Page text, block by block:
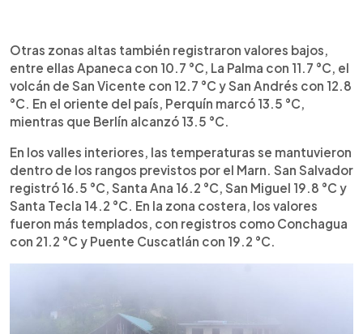
Otras zonas altas también registraron valores bajos,
entre ellas Apaneca con 10.7 °C, La Palma con 11.7 °C, el
volcán de San Vicente con 12.7 °C y San Andrés con 12.8
°C. En el oriente del país, Perquín marcó 13.5 °C,
mientras que Berlín alcanzó 13.5 °C.
En los valles interiores, las temperaturas se mantuvieron
dentro de los rangos previstos por el Marn. San Salvador
registró 16.5 °C, Santa Ana 16.2 °C, San Miguel 19.8 °C y
Santa Tecla 14.2 °C. En la zona costera, los valores
fueron más templados, con registros como Conchagua
con 21.2 °C y Puente Cuscatlán con 19.2 °C.